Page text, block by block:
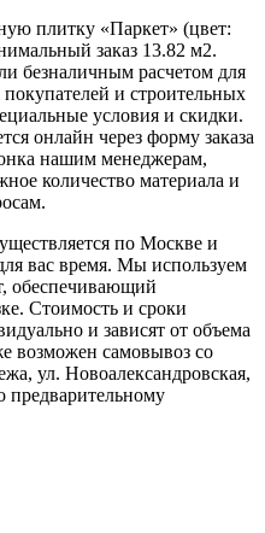
плитку «Паркет» (цвет:
заказ 13.82 м2.
безналичным расчетом для
и строительных
условия и скидки.
онлайн через форму заказа
нашим менеджерам,
количество материала и
по Москве и
вас время. Мы используем
обеспечивающий
Стоимость и сроки
и зависят от объема
возможен самовывоз со
ул. Новоалександровская,
предварительному